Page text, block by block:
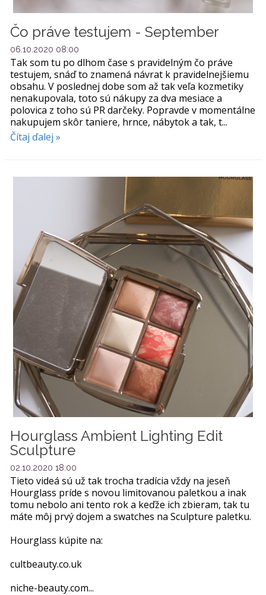
Čo práve testujem - September
06.10.2020 08:00
Tak som tu po dlhom čase s pravidelným čo práve
testujem, snáď to znamená návrat k pravidelnejšiemu
obsahu. V poslednej dobe som až tak veľa kozmetiky
nenakupovala, toto sú nákupy za dva mesiace a
polovica z toho sú PR darčeky. Popravde v momentálne
nakupujem skôr taniere, hrnce, nábytok a tak, t...
Čítaj ďalej »
Hourglass Ambient Lighting Edit
Sculpture
02.10.2020 18:00
Tieto videá sú už tak trocha tradícia vždy na jeseň
Hourglass príde s novou limitovanou paletkou a inak
tomu nebolo ani tento rok a keďže ich zbieram, tak tu
máte môj prvý dojem a swatches na Sculpture paletku.
Hourglass kúpite na:
cultbeauty.co.uk
niche-beauty.com...